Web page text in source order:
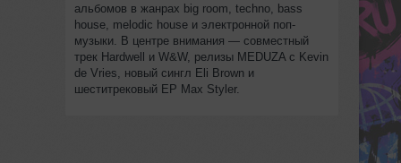
альбомов в жанрах big room, techno, bass
house, melodic house и электронной поп-
музыки. В центре внимания — совместный
трек Hardwell и W&W, релизы MEDUZA с Kevin
de Vries, новый сингл Eli Brown и
шеститрековый EP Max Styler.